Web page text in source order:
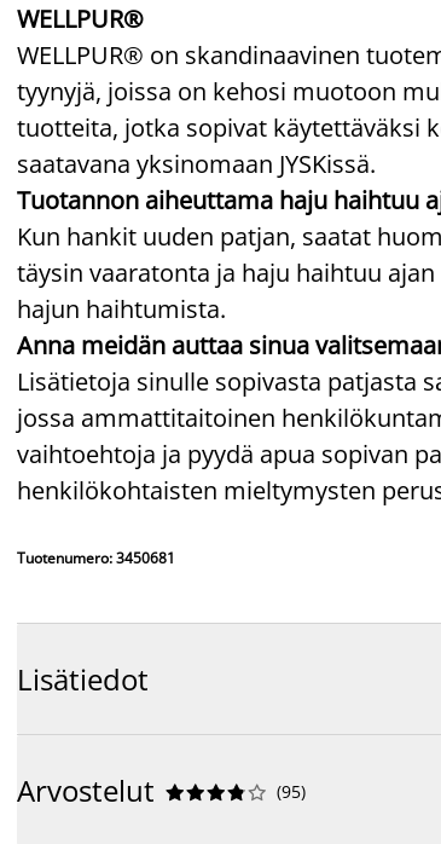
WELLPUR®
WELLPUR® on skandinaavinen
tyynyjä, joissa on kehosi muotoon
tuotteita, jotka sopivat käytettäväksi
saatavana yksinomaan JYSKissä.
Tuotannon aiheuttama haju haihtuu
Kun hankit uuden patjan, saatat
täysin vaaratonta ja haju haihtuu
hajun haihtumista.
Anna meidän auttaa sinua
Lisätietoja sinulle sopivasta patjasta
jossa ammattitaitoinen
vaihtoehtoja ja pyydä apua sopivan
henkilökohtaisten mieltymysten
Tuotenumero: 3450681
Lisätiedot
Arvostelut 




 (95)